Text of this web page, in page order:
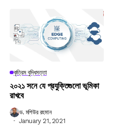
কৃত্রিম বুদ্ধিমত্তা
২০২১ সনে যে প্রযুক্তিগুলো ভূমিকা
রাখবে
ড. মশিউর রহমান
January 21, 2021